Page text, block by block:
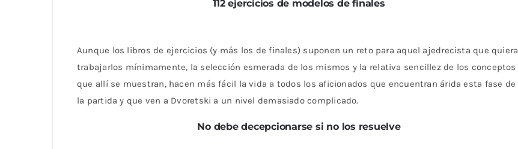
112 ejercicios de modelos de finales
Aunque los libros de ejercicios (y más los de finales) suponen un reto para aquel ajedrecista que quiera
trabajarlos mínimamente, la selección esmerada de los mismos y la relativa sencillez de los conceptos
que allí se muestran, hacen más fácil la vida a todos los aficionados que encuentran árida esta fase de
la partida y que ven a Dvoretski a un nivel demasiado complicado.
No debe decepcionarse si no los resuelve